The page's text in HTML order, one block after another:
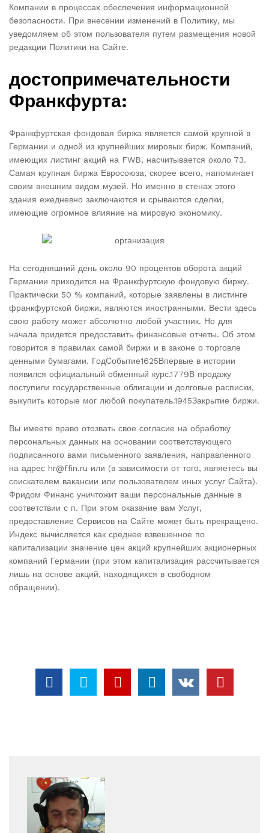
Компании в процессах обеспечения информационной
безопасности. При внесении изменений в Политику, мы
уведомляем об этом пользователя путем размещения новой
редакции Политики на Сайте.
достопримечательности
Франкфурта:
Франкфуртская фондовая биржа является самой крупной в
Германии и одной из крупнейших мировых бирж. Компаний,
имеющих листинг акций на FWB, насчитывается около 73.
Самая крупная биржа Евросоюза, скорее всего, напоминает
своим внешним видом музей. Но именно в стенах этого
здания ежедневно заключаются и срываются сделки,
имеющие огромное влияние на мировую экономику.
На сегодняшний день около 90 процентов оборота акций
Германии приходится на Франкфуртскую фондовую биржу.
Практически 50 % компаний, которые заявлены в листинге
франкфуртской биржи, являются иностранными. Вести здесь
свою работу может абсолютно любой участник. Но для
начала придется предоставить финансовые отчеты. Об этом
говорится в правилах самой биржи и в законе о торговле
ценными бумагами. ГодСобытие1625Впервые в истории
появился официальный обменный курс.1779В продажу
поступили государственные облигации и долговые расписки,
выкупить которые мог любой покупатель.1945Закрытие биржи.
Вы имеете право отозвать свое согласие на обработку
персональных данных на основании соответствующего
подписанного вами письменного заявления, направленного
на адрес hr@ffin.ru или (в зависимости от того, являетесь вы
соискателем вакансии или пользователем иных услуг Сайта).
Фридом Финанс уничтожит ваши персональные данные в
соответствии с п. При этом оказание вам Услуг,
предоставление Сервисов на Сайте может быть прекращено.
Индекс вычисляется как среднее взвешенное по
капитализации значение цен акций крупнейших акционерных
компаний Германии (при этом капитализация рассчитывается
лишь на основе акций, находящихся в свободном
обращении).